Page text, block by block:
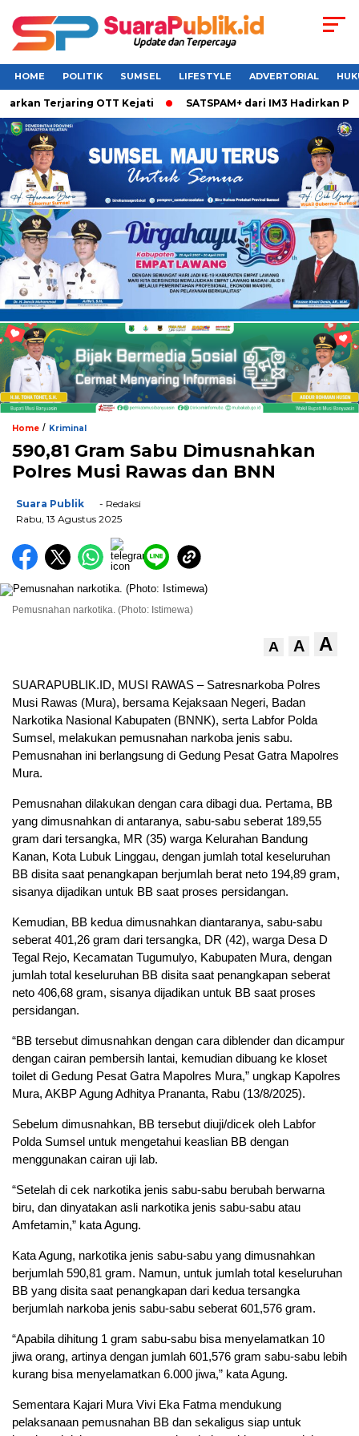
HOME POLITIK SUMSEL LIFESTYLE ADVERTORIAL
Terjaring OTT Kejati SATSPAM+ dari IM3 Hadirkan
Home / Kriminal
590,81 Gram Sabu Dimusnahkan
Polres Musi Rawas dan BNN
Suara Publik
- Redaksi
Rabu, 13 Agustus 2025
Pemusnahan narkotika. (Photo: Istimewa)
A A A
SUARAPUBLIK.ID, MUSI RAWAS – Satresnarkoba Polres
Musi Rawas (Mura), bersama Kejaksaan Negeri, Badan
Narkotika Nasional Kabupaten (BNNK), serta Labfor Polda
Sumsel, melakukan pemusnahan narkoba jenis sabu.
Pemusnahan ini berlangsung di Gedung Pesat Gatra Mapolres
Mura.
Pemusnahan dilakukan dengan cara dibagi dua. Pertama, BB
yang dimusnahkan di antaranya, sabu-sabu seberat 189,55
gram dari tersangka, MR (35) warga Kelurahan Bandung
Kanan, Kota Lubuk Linggau, dengan jumlah total keseluruhan
BB disita saat penangkapan berjumlah berat neto 194,89 gram,
sisanya dijadikan untuk BB saat proses persidangan.
Kemudian, BB kedua dimusnahkan diantaranya, sabu-sabu
seberat 401,26 gram dari tersangka, DR (42), warga Desa D
Tegal Rejo, Kecamatan Tugumulyo, Kabupaten Mura, dengan
jumlah total keseluruhan BB disita saat penangkapan seberat
neto 406,68 gram, sisanya dijadikan untuk BB saat proses
persidangan.
“BB tersebut dimusnahkan dengan cara diblender dan dicampur
dengan cairan pembersih lantai, kemudian dibuang ke kloset
toilet di Gedung Pesat Gatra Mapolres Mura,” ungkap Kapolres
Mura, AKBP Agung Adhitya Prananta, Rabu (13/8/2025).
Sebelum dimusnahkan, BB tersebut diuji/dicek oleh Labfor
Polda Sumsel untuk mengetahui keaslian BB dengan
menggunakan cairan uji lab.
“Setelah di cek narkotika jenis sabu-sabu berubah berwarna
biru, dan dinyatakan asli narkotika jenis sabu-sabu atau
Amfetamin,” kata Agung.
Kata Agung, narkotika jenis sabu-sabu yang dimusnahkan
berjumlah 590,81 gram. Namun, untuk jumlah total keseluruhan
BB yang disita saat penangkapan dari kedua tersangka
berjumlah narkoba jenis sabu-sabu seberat 601,576 gram.
“Apabila dihitung 1 gram sabu-sabu bisa menyelamatkan 10
jiwa orang, artinya dengan jumlah 601,576 gram sabu-sabu lebih
kurang bisa menyelamatkan 6.000 jiwa,” kata Agung.
Sementara Kajari Mura Vivi Eka Fatma mendukung
pelaksanaan pemusnahan BB dan sekaligus siap untuk